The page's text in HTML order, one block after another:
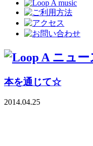
本を通じて☆
2014.04.25